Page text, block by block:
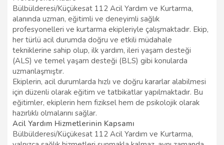
Bülbülderesi/Küçükesat 112 Acil Yardım ve Kurtarma,
alanında uzman, eğitimli ve deneyimli sağlık
profesyonelleri ve kurtarma ekipleriyle çalışmaktadır. Ekip,
her türlü acil durumda doğru ve etkili müdahale
tekniklerine sahip olup, ilk yardım, ileri yaşam desteği
(ALS) ve temel yaşam desteği (BLS) gibi konularda
uzmanlaşmıştır.
Ekiplerin, acil durumlarda hızlı ve doğru kararlar alabilmesi
için düzenli olarak eğitim ve tatbikatlar yapılmaktadır. Bu
eğitimler, ekiplerin hem fiziksel hem de psikolojik olarak
hazırlıklı olmalarını sağlar.
Acil Yardım Hizmetlerinin Kapsamı
Bülbülderesi/Küçükesat 112 Acil Yardım ve Kurtarma,